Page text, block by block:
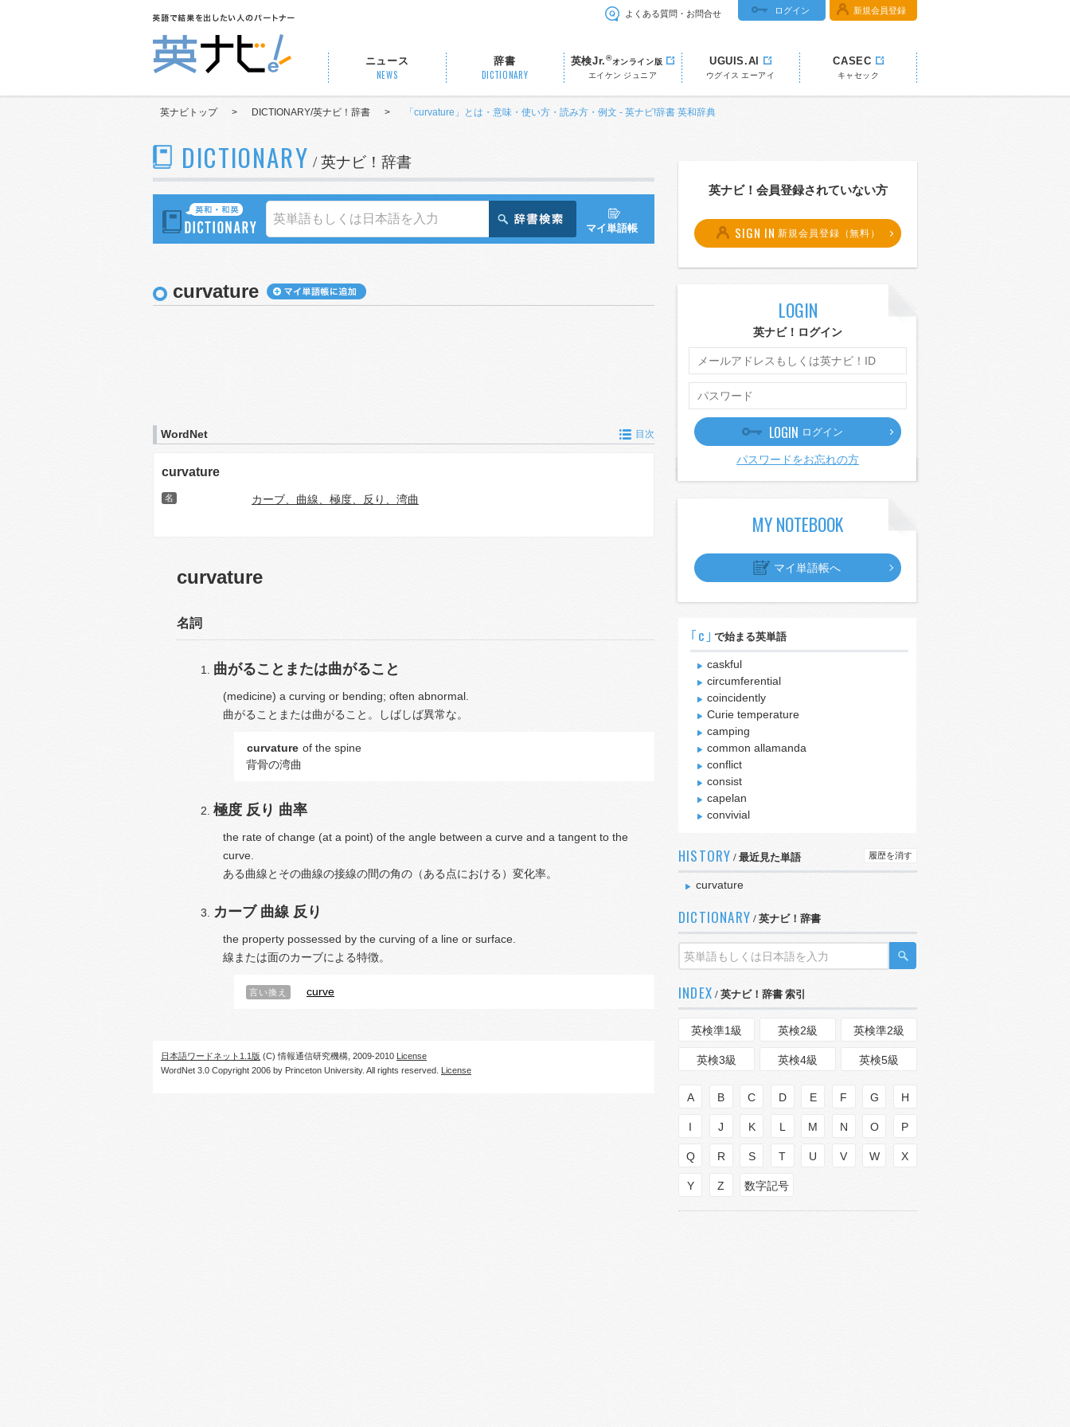
よくある質問・お問合せ ログイン 新規会員登録
ニュース
NEWS
辞書
DICTIONARY
英検Jr.®オンライン版
エイケン ジュニア
UGUIS.AI
ウグイス エーアイ
CASEC
キャセック
英ナビトップ > DICTIONARY/英ナビ！辞書 > 「curvature」とは・意味・使い方・読み方・例文 - 英ナビ!辞書 英和辞典
DICTIONARY / 英ナビ！辞書
マイ単語帳
curvature
WordNet 目次
curvature
名 カーブ、曲線、極度、反り、湾曲
curvature
名詞
曲がることまたは曲がること
(medicine) a curving or bending; often abnormal.
曲がることまたは曲がること。しばしば異常な。
curvature of the spine
背骨の湾曲
極度 反り 曲率
the rate of change (at a point) of the angle between a curve and a tangent to the
curve.
ある曲線とその曲線の接線の間の角の（ある点における）変化率。
カーブ 曲線 反り
the property possessed by the curving of a line or surface.
線または面のカーブによる特徴。
言い換え curve
日本語ワードネット1.1版 (C) 情報通信研究機構, 2009-2010 License
WordNet 3.0 Copyright 2006 by Princeton University. All rights reserved. License
英ナビ！会員登録されていない方
SIGN IN 新規会員登録（無料）
LOGIN
英ナビ！ログイン
LOGIN ログイン
パスワードをお忘れの方
MY NOTEBOOK
マイ単語帳へ
｢c｣ で始まる英単語
caskful
circumferential
coincidently
Curie temperature
camping
common allamanda
conflict
consist
capelan
convivial
HISTORY / 最近見た単語 履歴を消す
curvature
DICTIONARY / 英ナビ！辞書
INDEX / 英ナビ！辞書 索引
英検準1級 英検2級 英検準2級
英検3級 英検4級 英検5級
A B C D E F G H
I J K L M N O P
Q R S T U V W X
Y Z 数字記号